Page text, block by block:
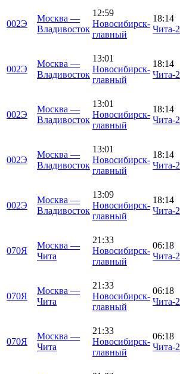
002Э
Москва —
Владивосток
12:59
Новосибирск-
главный
18:14
Чита-2
002Э
Москва —
Владивосток
13:01
Новосибирск-
главный
18:14
Чита-2
002Э
Москва —
Владивосток
13:01
Новосибирск-
главный
18:14
Чита-2
002Э
Москва —
Владивосток
13:01
Новосибирск-
главный
18:14
Чита-2
002Э
Москва —
Владивосток
13:09
Новосибирск-
главный
18:14
Чита-2
070Я
Москва —
Чита
21:33
Новосибирск-
главный
06:18
Чита-2
070Я
Москва —
Чита
21:33
Новосибирск-
главный
06:18
Чита-2
070Я
Москва —
Чита
21:33
Новосибирск-
главный
06:18
Чита-2